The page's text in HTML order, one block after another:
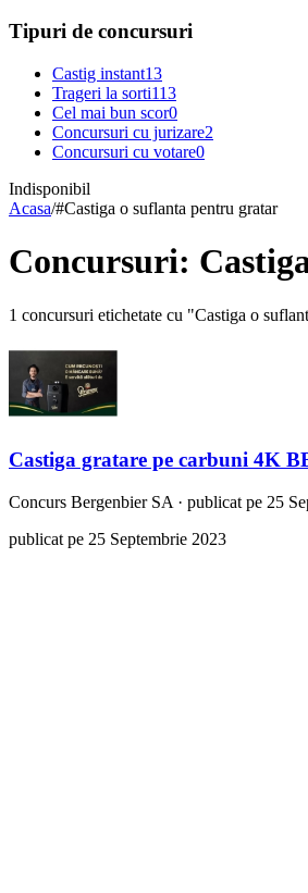
Tipuri de concursuri
Castig instant13
Trageri la sorti113
Cel mai bun scor0
Concursuri cu jurizare2
Concursuri cu votare0
Indisponibil
Acasa/#Castiga o suflanta pentru gratar
Concursuri:
1 concursuri etichetate cu "Castiga o
Castiga gratare pe carbuni 4K
Concurs Bergenbier SA · publicat pe 25
publicat pe 25 Septembrie 2023